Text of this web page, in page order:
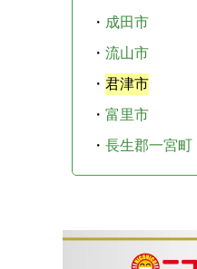
・ 成田市
・ 流山市
・ 君津市
・ 富里市
・ 長生郡一宮町